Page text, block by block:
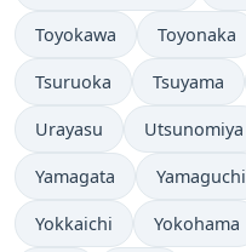
Toyokawa Toyonaka
Tsuruoka Tsuyama
Urayasu Utsunomiya
Yamagata Yamaguchi
Yokkaichi Yokohama